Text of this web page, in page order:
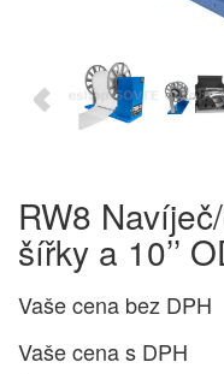
RW8
šířky a 10’’
Vaše cena bez DPH
Vaše cena s DPH